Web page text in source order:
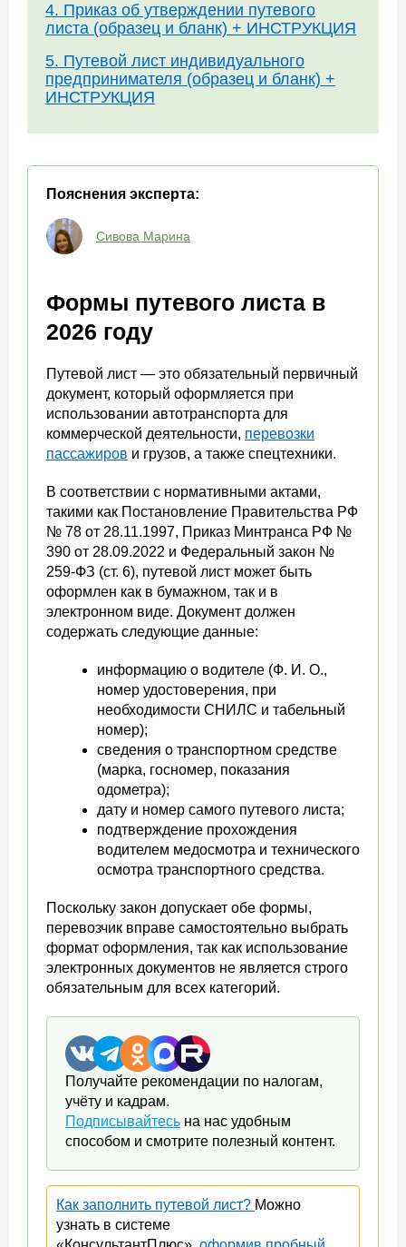
4. Приказ об утверждении путевого
листа (образец и бланк) + ИНСТРУКЦИЯ
5. Путевой лист индивидуального
предпринимателя (образец и бланк) +
ИНСТРУКЦИЯ
Пояснения эксперта:
Сивова Марина
Формы путевого листа в
2026 году
Путевой лист — это обязательный первичный
документ, который оформляется при
использовании автотранспорта для
коммерческой деятельности, перевозки
пассажиров и грузов, а также спецтехники.
В соответствии с нормативными актами,
такими как Постановление Правительства РФ
№ 78 от 28.11.1997, Приказ Минтранса РФ №
390 от 28.09.2022 и Федеральный закон №
259-ФЗ (ст. 6), путевой лист может быть
оформлен как в бумажном, так и в
электронном виде. Документ должен
содержать следующие данные:
информацию о водителе (Ф. И. О.,
номер удостоверения, при
необходимости СНИЛС и табельный
номер);
сведения о транспортном средстве
(марка, госномер, показания
одометра);
дату и номер самого путевого листа;
подтверждение прохождения
водителем медосмотра и технического
осмотра транспортного средства.
Поскольку закон допускает обе формы,
перевозчик вправе самостоятельно выбрать
формат оформления, так как использование
электронных документов не является строго
обязательным для всех категорий.
Получайте рекомендации по налогам,
учёту и кадрам.
Подписывайтесь на нас удобным
способом и смотрите полезный контент.
Как заполнить путевой лист? Можно
узнать в системе